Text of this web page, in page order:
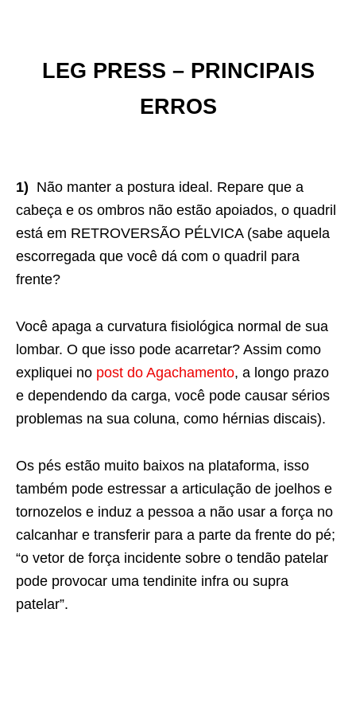
LEG PRESS – PRINCIPAIS
ERROS
1) Não manter a postura ideal. Repare que a
cabeça e os ombros não estão apoiados, o quadril
está em RETROVERSÃO PÉLVICA (sabe aquela
escorregada que você dá com o quadril para
frente?
Você apaga a curvatura fisiológica normal de sua
lombar. O que isso pode acarretar? Assim como
expliquei no post do Agachamento, a longo prazo
e dependendo da carga, você pode causar sérios
problemas na sua coluna, como hérnias discais).
Os pés estão muito baixos na plataforma, isso
também pode estressar a articulação de joelhos e
tornozelos e induz a pessoa a não usar a força no
calcanhar e transferir para a parte da frente do pé;
“o vetor de força incidente sobre o tendão patelar
pode provocar uma tendinite infra ou supra
patelar”.